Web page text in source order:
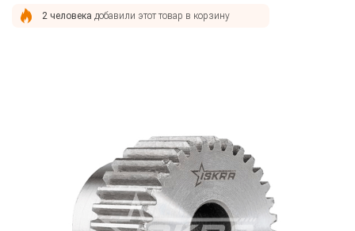
2 человека добавили этот товар в корзину